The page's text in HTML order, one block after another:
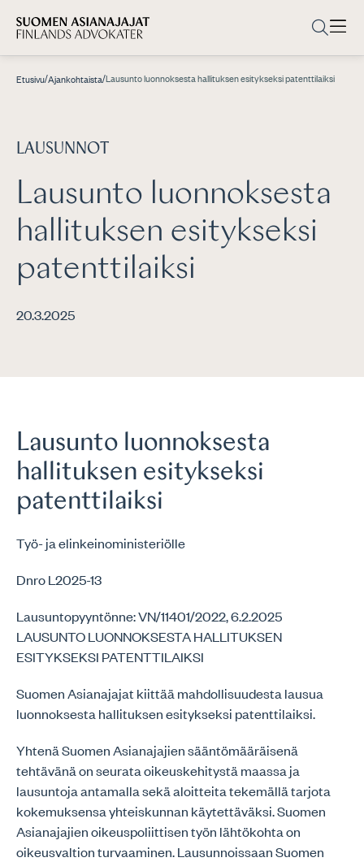
Etusivu/Ajankohtaista/Lausunto luonnoksesta hallituksen esitykseksi patenttilaiksi
LAUSUNNOT
Lausunto luonnoksesta
hallituksen esitykseksi
patenttilaiksi
20.3.2025
Lausunto luonnoksesta
hallituksen esitykseksi
patenttilaiksi
Työ- ja elinkeinoministeriölle
Dnro L2025-13
Lausuntopyyntönne: VN/11401/2022, 6.2.2025
LAUSUNTO LUONNOKSESTA HALLITUKSEN
ESITYKSEKSI PATENTTILAIKSI
Suomen Asianajajat kiittää mahdollisuudesta lausua
luonnoksesta hallituksen esitykseksi patenttilaiksi.
Yhtenä Suomen Asianajajien sääntömääräisenä
tehtävänä on seurata oikeuskehitystä maassa ja
lausuntoja antamalla sekä aloitteita tekemällä tarjota
kokemuksensa yhteiskunnan käytettäväksi. Suomen
Asianajajien oikeuspoliittisen työn lähtökohta on
oikeusvaltion turvaaminen. Lausunnoissaan Suomen